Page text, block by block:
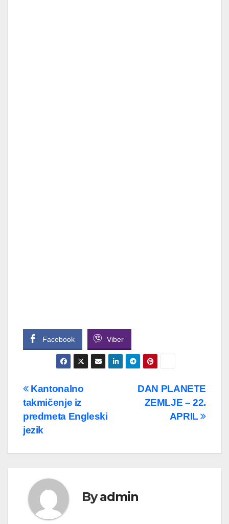
Facebook Viber
Navigacija
članaka
DAN PLANETE
ZEMLJE – 22.
APRIL
Kantonalno
takmičenje iz
predmeta Engleski
jezik
Byadmin